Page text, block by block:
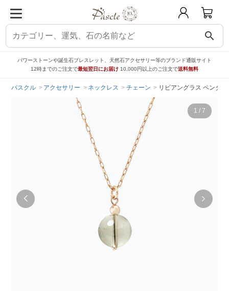
search
パワーストーンや誕生石ブレスレット、天然石アクセサリー等のブランド通販サイト
12時までのご注文で最短翌日にお届け 10,000円以上のご注文で送料無料
パスクル アクセサリー ネックレス チェーン リビアングラス ペンダン
1 / 7